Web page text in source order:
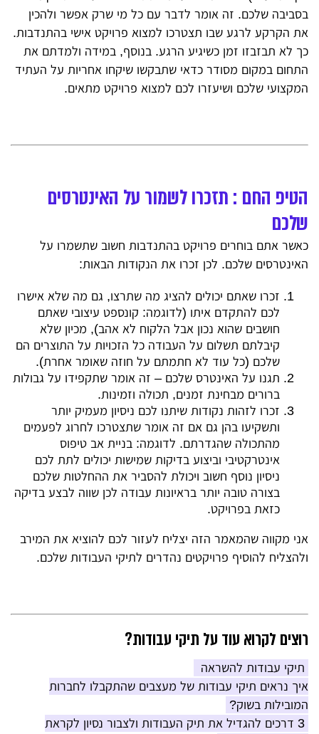
בסביבה שלכם. זה אומר לדבר עם כל מי שרק אפשר ולהכין
את הקרקע לרגע שבו תצטרכו למצוא פרויקט אישי בהתנדבות.
כך לא תבזבזו זמן כשיגיע הרגע. בנוסף, במידה ולמדתם את
התחום במקום מסודר כדאי שתבקשו שיקחו אחריות על העתיד
המקצועי שלכם ושיעזרו לכם למצוא פרויקט מתאים.
הטיפ החם : תזכרו לשמור על האינטרסים
שלכם
כאשר אתם בוחרים פרויקט בהתנדבות חשוב שתשמרו על
האינטרסים שלכם. לכן זכרו את הנקודות הבאות:
זכרו שאתם יכולים להציג מה שתרצו, גם מה שלא אישרו
לכם להתקדם איתו (לדוגמה: קונספט עיצובי שאתם
חושבים שהוא נכון אבל הלקוח לא אהב), מכיון שלא
קיבלתם תשלום על העבודה כל הזכויות על התוצרים הם
שלכם (כל עוד לא חתמתם על חוזה שאומר אחרת).
תגנו על האינטרס שלכם – זה אומר שתקפידו על גבולות
ברורים מבחינת זמנים, תכולה וזמינות.
זכרו לזהות נקודות שיתנו לכם ניסיון מעמיק יותר
ותשקיעו בהן גם אם זה אומר שתצטרכו לחרוג לפעמים
מהתכולה שהגדרתם. לדוגמה: בניית אב טיפוס
אינטרקטיבי וביצוע בדיקות שמישות יכולים לתת לכם
ניסיון נוסף חשוב ויכולת להסביר את ההחלטות שלכם
בצורה טובה יותר בראיונות עבודה לכן שווה לבצע בדיקה
כזאת בפרויקט.
אני מקווה שהמאמר הזה יצליח לעזור לכם להוציא את המירב
ולהצליח להוסיף פרויקטים נהדרים לתיקי העבודות שלכם.
רוצים לקרוא עוד על תיקי עבודות?
תיקי עבודות להשראה
איך נראים תיקי עבודות של מעצבים שהתקבלו לחברות
המובילות בשוק?
3 דרכים להגדיל את תיק העבודות ולצבור נסיון לקראת